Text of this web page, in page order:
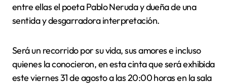
entre ellas el poeta Pablo Neruda y dueña de una
sentida y desgarradora interpretación.
Será un recorrido por su vida, sus amores e incluso
quienes la conocieron, en esta cinta que será exhibida
este viernes 31 de agosto a las 20:00 horas en la sala